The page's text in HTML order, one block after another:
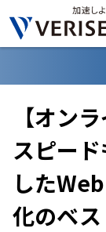
【オン
スピー
した
化のベ